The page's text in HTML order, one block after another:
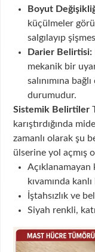
Boyut
küçülmeler
salgılayıp
Darier Belirtisi:
mekanik bir
salınımına
durumudur.
Sistemik Belirtiler
karıştırdığında
zamanlı olarak şu
ülserine yol açmış
kıvamında
İştahsızlık ve
Siyah renkli,